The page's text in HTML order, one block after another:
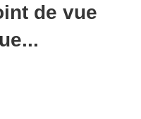
de vue